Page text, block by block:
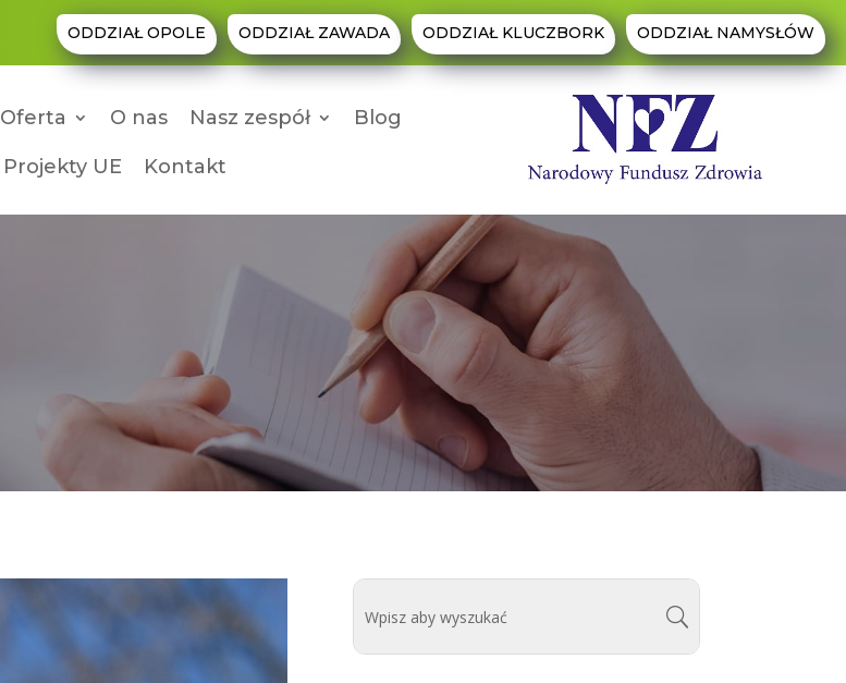
ODDZIAŁ OPOLE ODDZIAŁ ZAWADA ODDZIAŁ KLUCZBORK ODDZIAŁ NAMYSŁÓW
Oferta O nas Nasz zespół Blog
Projekty UE Kontakt